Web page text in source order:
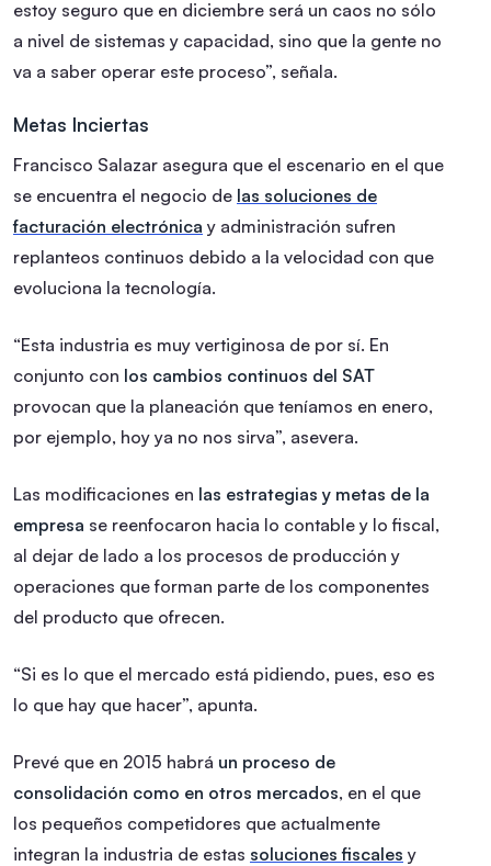
estoy seguro que en diciembre será un caos no sólo
a nivel de sistemas y capacidad, sino que la gente no
va a saber operar este proceso”, señala.
Metas Inciertas
Francisco Salazar asegura que el escenario en el que
se encuentra el negocio de las soluciones de
facturación electrónica y administración sufren
replanteos continuos debido a la velocidad con que
evoluciona la tecnología.
“Esta industria es muy vertiginosa de por sí. En
conjunto con los cambios continuos del SAT
provocan que la planeación que teníamos en enero,
por ejemplo, hoy ya no nos sirva”, asevera.
Las modificaciones en las estrategias y metas de la
empresa se reenfocaron hacia lo contable y lo fiscal,
al dejar de lado a los procesos de producción y
operaciones que forman parte de los componentes
del producto que ofrecen.
“Si es lo que el mercado está pidiendo, pues, eso es
lo que hay que hacer”, apunta.
Prevé que en 2015 habrá un proceso de
consolidación como en otros mercados, en el que
los pequeños competidores que actualmente
integran la industria de estas soluciones fiscales y